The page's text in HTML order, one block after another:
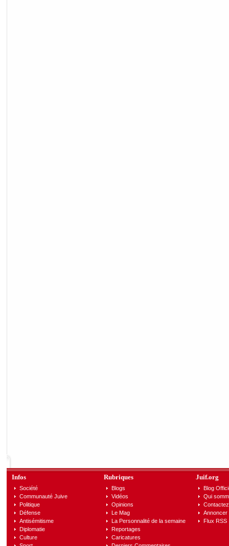
Infos
Société
Communauté Juive
Politique
Défense
Antisémitisme
Diplomatie
Culture
Rubriques
Blogs
Vidéos
Opinions
Le Mag
La Personnalité de la semaine
Reportages
Caricatures
Juif.org
Blog
Qui
Annoncer
Flux RSS